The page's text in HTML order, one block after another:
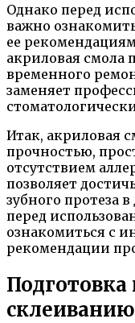
Однако перед
важно
ее
акриловая смола
временного
заменяет
Итак, акриловая
прочностью,
отсутствием
позволяет
зубного протеза
перед
ознакомиться с
рекомендации
Подготовка
склеиванию